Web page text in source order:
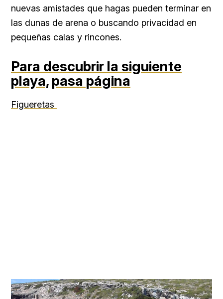
nuevas amistades que hagas pueden terminar en
las dunas de arena o buscando privacidad en
pequeñas calas y rincones.
Para descubrir la siguiente
playa, pasa página
Figueretas